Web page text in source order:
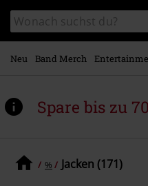
Hauptinhalt
springen
Katalog
durchsuchen
Neu Band Merch
Spare bis zu
% Jacken (171)